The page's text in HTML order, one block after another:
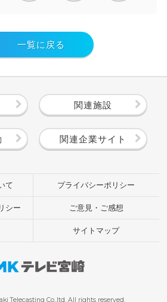
一覧に戻る
関連施設
関連企業サイト
て プライバシーポリシー
シー ご意見・ご感想
サイトマップ
Telecasting Co.,ltd. All rights reserved.